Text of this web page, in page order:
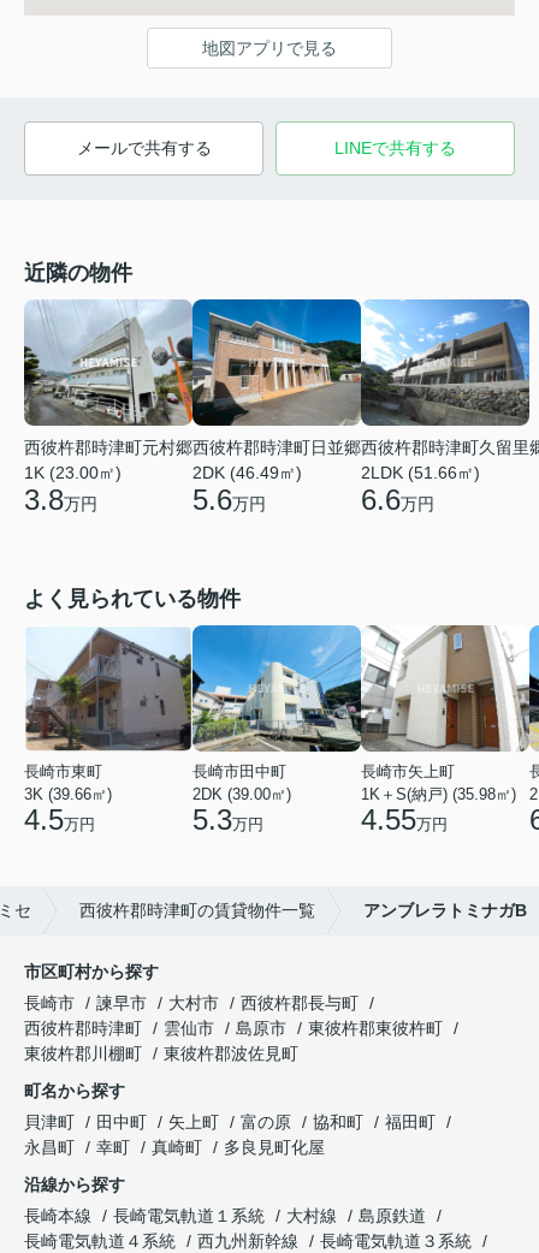
地図アプリで見る
メールで共有する LINEで共有する
近隣の物件
西彼杵郡時津町元村郷
1K (23.00㎡)
3.8万円
西彼杵郡時津町日並郷
2DK (46.49㎡)
5.6万円
西彼杵郡時津町久留里
2LDK (51.66㎡)
6.6万円
よく見られている物件
長崎市東町
3K (39.66㎡)
4.5万円
長崎市田中町
2DK (39.00㎡)
5.3万円
長崎市矢上町
1K＋S(納戸) (35.98㎡)
4.55万円
セ 西彼杵郡時津町の賃貸物件一覧 アンブレラトミナガB
市区町村から探す
長崎市
諫早市 大村市
西彼杵郡長与町
西彼杵郡時津町
雲仙市 島原市
東彼杵郡東彼杵町
東彼杵郡川棚町
東彼杵郡波佐見町
町名から探す
貝津町
田中町 矢上町 富の原 協和町
福田町
永昌町
幸町 真崎町
多良見町化屋
沿線から探す
長崎本線
長崎電気軌道１系統 大村線
島原鉄道
長崎電気軌道４系統
西九州新幹線
長崎電気軌道３系統